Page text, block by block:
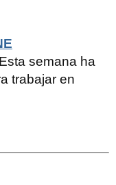
semana ha
trabajar en